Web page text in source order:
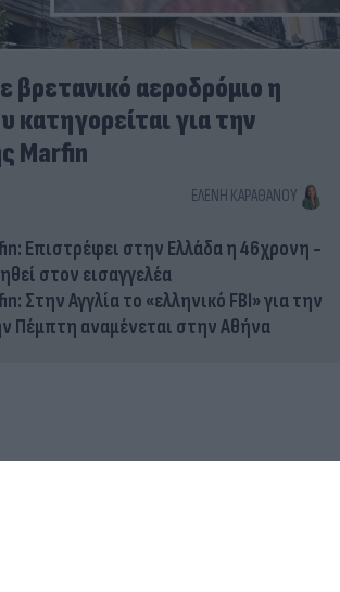
βρετανικό αεροδρόμιο η
κατηγορείται για την
Marfin
ΕΛΈΝΗ ΚΑΡΑΘΆΝΟΥ
Επιστρέφει στην Ελλάδα η 46χρονη -
στον εισαγγελέα
Στην Αγγλία το «ελληνικό FBI» για την
Πέμπτη αναμένεται στην Αθήνα